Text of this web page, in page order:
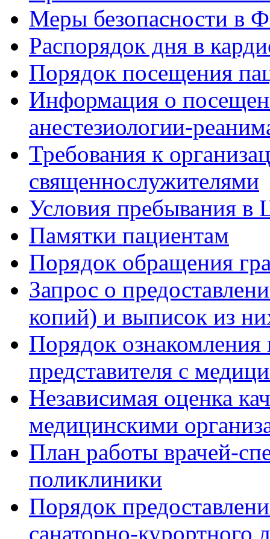
Меры безопасности в
Распорядок дня в
Порядок посещения
Информация о
анестезиологии-
Требования к
священнослужителями
Условия пребывания в
Памятки пациентам
Порядок обращения
Запрос о
копий) и выписок из
Порядок ознакомления
представителя с
Независимая оценка
медицинскими
План работы врачей-
поликлиники
Порядок
санаторно-